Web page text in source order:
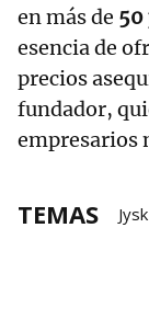
en más de 50
esencia de
precios
fundador,
empresarios
TEMAS Jysk